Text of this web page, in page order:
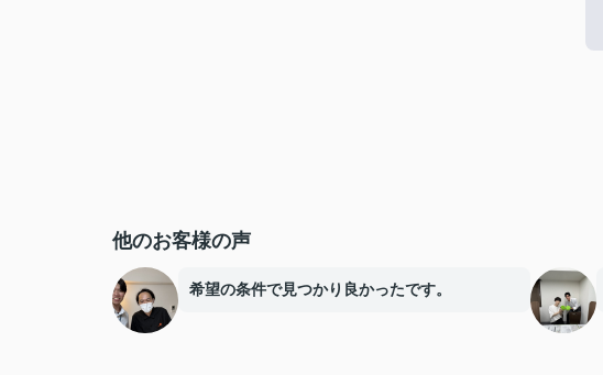
他のお客様の声
希望の条件で見つかり良かったです。